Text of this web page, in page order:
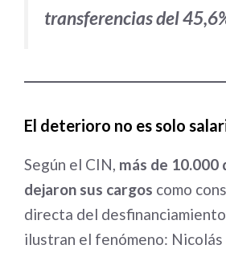
transferencias del
El deterioro no es solo
Según el CIN, más de 10.000
dejaron sus cargos como
directa del
ilustran el fenómeno: